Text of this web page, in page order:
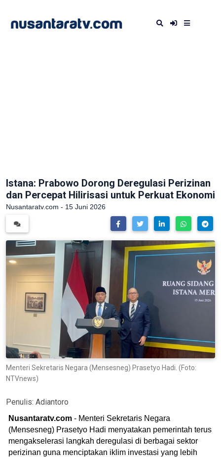
Istana: Prabowo Dorong Deregulasi Perizinan
dan Percepat Hilirisasi untuk Perkuat Ekonomi
Nusantaratv.com - 15 Juni 2026
Menteri Sekretaris Negara (Mensesneg) Prasetyo Hadi. (Foto:
NTVnews)
Penulis: Adiantoro
Nusantaratv.com - Menteri Sekretaris Negara
(Mensesneg) Prasetyo Hadi menyatakan pemerintah terus
mengakselerasi langkah deregulasi di berbagai sektor
perizinan guna menciptakan iklim investasi yang lebih